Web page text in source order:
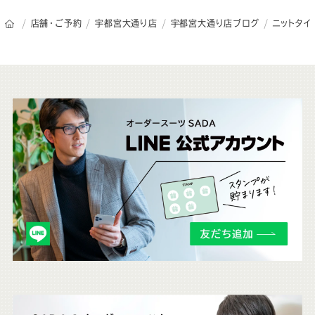
オーダースーツSADAのトップページ
店舗・ご予約 宇都宮大通り店 宇都宮大通り店ブログ ニットタイ
こ
ち
ら
も
チ
ェ